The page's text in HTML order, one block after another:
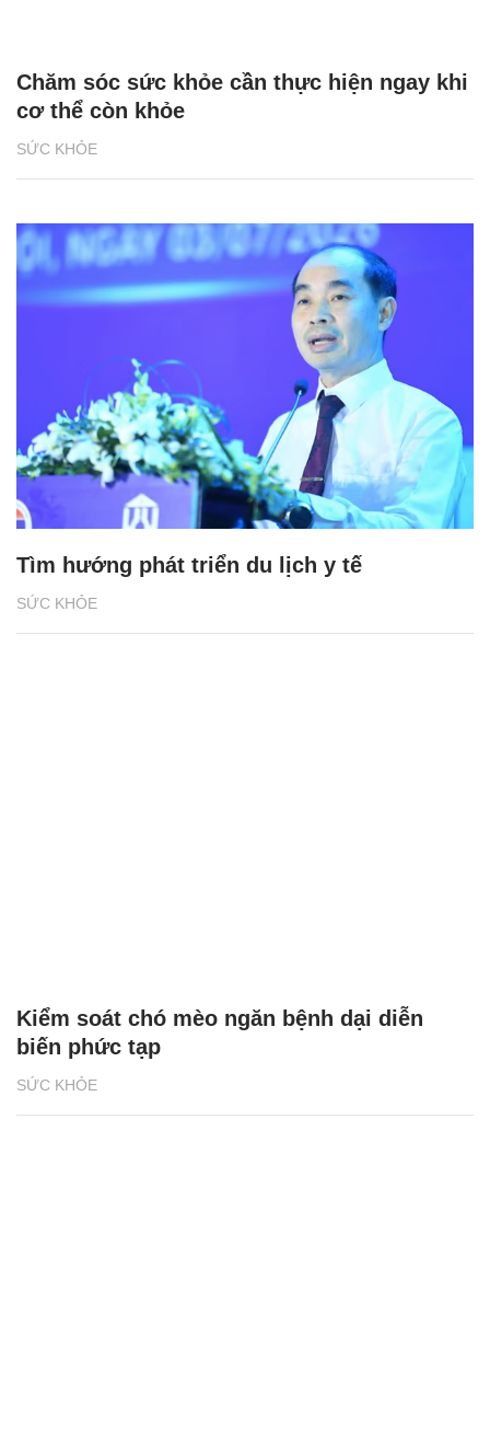
SỨC KHỎE
Chăm sóc sức khỏe cần thực hiện ngay khi
cơ thể còn khỏe
SỨC KHỎE
Tìm hướng phát triển du lịch y tế
SỨC KHỎE
Kiểm soát chó mèo ngăn bệnh dại diễn
biến phức tạp